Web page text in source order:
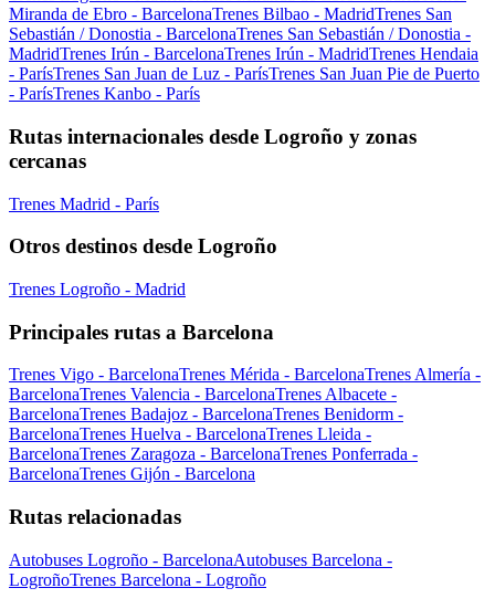
Miranda de Ebro - BarcelonaTrenes Bilbao - MadridTrenes San
Sebastián / Donostia - BarcelonaTrenes San Sebastián / Donostia -
MadridTrenes Irún - BarcelonaTrenes Irún - MadridTrenes Hendaia
- ParísTrenes San Juan de Luz - ParísTrenes San Juan Pie de Puerto
- ParísTrenes Kanbo - París
Rutas internacionales desde Logroño y zonas
cercanas
Trenes Madrid - París
Otros destinos desde Logroño
Trenes Logroño - Madrid
Principales rutas a Barcelona
Trenes Vigo - BarcelonaTrenes Mérida - BarcelonaTrenes Almería -
BarcelonaTrenes Valencia - BarcelonaTrenes Albacete -
BarcelonaTrenes Badajoz - BarcelonaTrenes Benidorm -
BarcelonaTrenes Huelva - BarcelonaTrenes Lleida -
BarcelonaTrenes Zaragoza - BarcelonaTrenes Ponferrada -
BarcelonaTrenes Gijón - Barcelona
Rutas relacionadas
Autobuses Logroño - BarcelonaAutobuses Barcelona -
LogroñoTrenes Barcelona - Logroño